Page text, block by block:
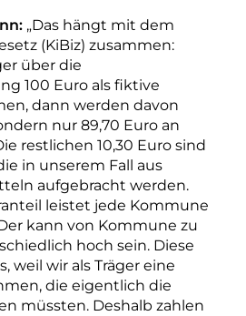
„Das hängt mit dem
(KiBiz) zusammen:
über die
100 Euro als fiktive
dann werden davon
nur 89,70 Euro an
restlichen 10,30 Euro sind
in unserem Fall aus
aufgebracht werden.
leistet jede Kommune
kann von Kommune zu
hoch sein. Diese
weil wir als Träger eine
die eigentlich die
müssten. Deshalb zahlen